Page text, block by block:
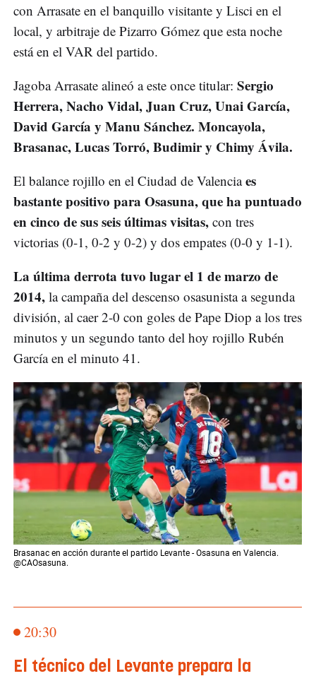
con Arrasate en el banquillo visitante y Lisci en el
local, y arbitraje de Pizarro Gómez que esta noche
está en el VAR del partido.
Jagoba Arrasate alineó a este once titular: Sergio
Herrera, Nacho Vidal, Juan Cruz, Unai García,
David García y Manu Sánchez. Moncayola,
Brasanac, Lucas Torró, Budimir y Chimy Ávila.
El balance rojillo en el Ciudad de Valenciaes
bastante positivo para Osasuna, que ha puntuado
en cinco de sus seis últimas visitas, con tres
victorias (0-1, 0-2 y 0-2) y dos empates (0-0 y 1-1).
La última derrota tuvo lugar el 1 de marzo de
2014, la campaña del descenso osasunista a segunda
división, al caer 2-0 con goles de Pape Diop a los tres
minutos y un segundo tanto del hoy rojillo Rubén
García en el minuto 41.
Brasanac en acción durante el partido Levante - Osasuna en Valencia.
@CAOsasuna.
20:30
El técnico del Levante prepara la